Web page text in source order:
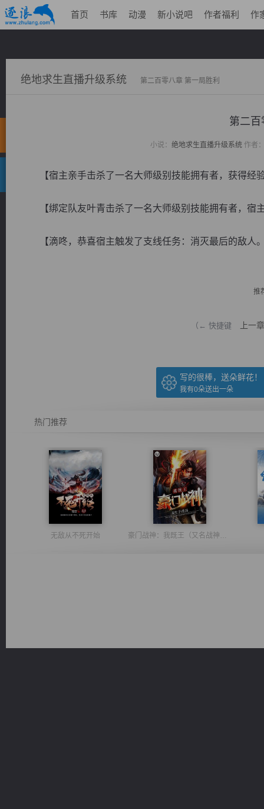
首页 书库 动漫 新小说吧 作者福利 作
绝地求生直播升级系统 第二百零八章 第一局胜利
第二百
小说： 绝地求生直播升级系统作者
【宿主亲手击杀了一名大师级别技能拥有者，获得经
【绑定队友叶青击杀了一名大师级别技能拥有者，宿
【滴咚，恭喜宿主触发了支线任务：消灭最后的敌人
推
（← 快捷键 上一章
写的很棒，送朵鲜花！
我有0朵送出一朵
热门推荐
无敌从不死开始 豪门战神：我既王（又名战神归来不败神婿修罗战神）